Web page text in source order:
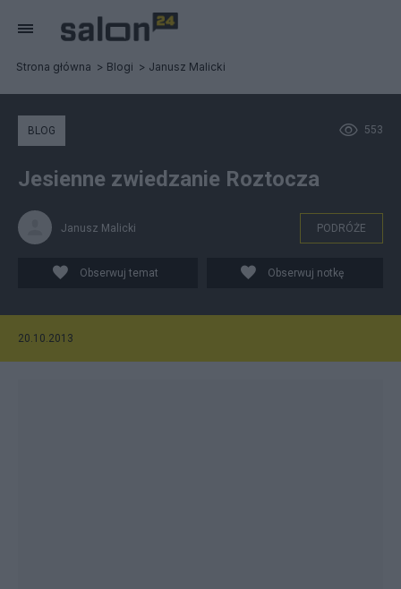
Strona główna Blogi Janusz Malicki
553
BLOG
Jesienne zwiedzanie Roztocza
Janusz Malicki PODRÓŻE
Obserwuj temat Obserwuj notkę
20.10.2013